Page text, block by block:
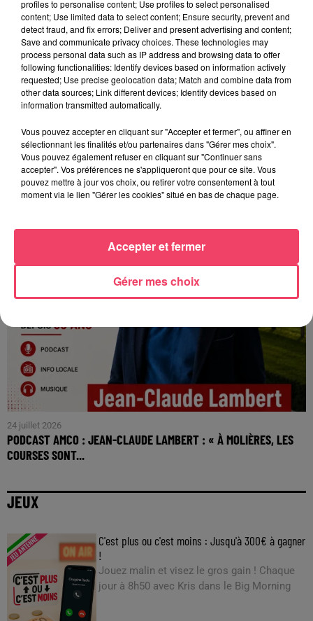
27 juillet 2026
ANGERS SCO. L'ATTAQUANT LANROY MACHINE PRÊTÉ AUX PAYS-
BAS
24 juillet 2026
PODCAST AMCO : JEAN-CLAUDE LAMBERT : « À MOLIÈRES, LES
COURSES SONT...
JEUX
C'est plus ou c'est moins : Jusqu'à 300€ à gagner
!
Jouez malin et visez le gros gain ! Chaque
jour à 8h50 avec Kris dans le Big Morning
profiles to personalise content; Use profiles to select personalised
content; Use limited data to select content; Ensure security, prevent and
detect fraud, and fix errors; Deliver and present advertising and content;
Save and communicate privacy choices. These technologies may
process personal data such as IP address and browsing data to offer
following functionalities: Identify devices based on information actively
requested; Use precise geolocation data; Match and combine data from
other data sources; Link different devices; Identify devices based on
information transmitted automatically.
Vous pouvez accepter en cliquant sur "Accepter et fermer", ou affiner en
sélectionnant les finalités et/ou partenaires dans "Gérer mes choix".
Vous pouvez également refuser en cliquant sur "Continuer sans
accepter". Vos préférences ne s'appliqueront que pour ce site. Vous
pouvez mettre à jour vos choix, ou retirer votre consentement à tout
moment via le lien "Gérer les cookies" situé en bas de chaque page.
Gérer mes choix
Accepter et fermer